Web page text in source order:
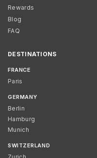
Rewards
Blog
FAQ
DESTINATIONS
FRANCE
Paris
GERMANY
Berlin
Hamburg
Munich
SWITZERLAND